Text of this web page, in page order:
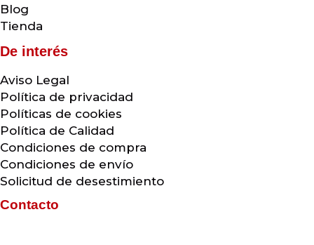
Blog
Tienda
De interés
Aviso Legal
Política de privacidad
Políticas de cookies
Política de Calidad
Condiciones de compra
Condiciones de envío
Solicitud de desestimiento
Contacto